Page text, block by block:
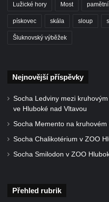
Lužické hory Most
pískovec skála sloup
Šluknovský výběžek
Nejnovější příspěvky
Socha Ledviny mezi
ve Hluboké nad Vltavou
Socha Memento na
Socha Chalikotérium v ZOO
Socha Smilodon v ZOO
Přehled rubrik